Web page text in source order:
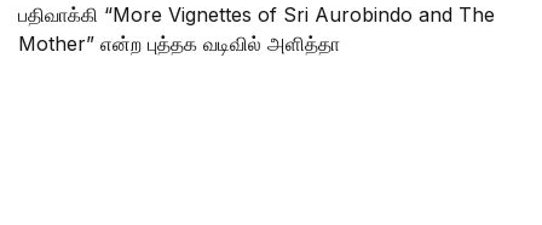
பதிவாக்கி “More Vignettes of Sri Aurobindo and The
Mother” என்ற புத்தக வடிவில் அளித்தா